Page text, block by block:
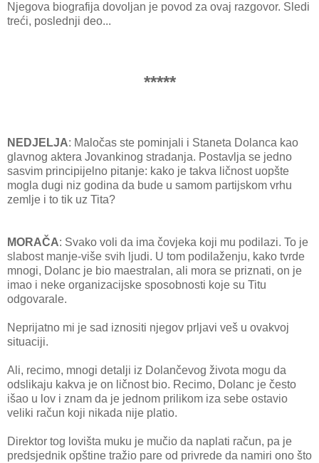
Njegova biografija dovoljan je povod za ovaj razgovor. Sledi
treći, poslednji deo...
*****
NEDJELJA: Maločas ste pominjali i Staneta Dolanca kao
glavnog aktera Jovankinog stradanja. Postavlja se jedno
sasvim principijelno pitanje: kako je takva ličnost uopšte
mogla dugi niz godina da bude u samom partijskom vrhu
zemlje i to tik uz Tita?
MORAČA: Svako voli da ima čovjeka koji mu podilazi. To je
slabost manje-više svih ljudi. U tom podilaženju, kako tvrde
mnogi, Dolanc je bio maestralan, ali mora se priznati, on je
imao i neke organizacijske sposobnosti koje su Titu
odgovarale.
Neprijatno mi je sad iznositi njegov prljavi veš u ovakvoj
situaciji.
Ali, recimo, mnogi detalji iz Dolančevog života mogu da
odslikaju kakva je on ličnost bio. Recimo, Dolanc je često
išao u lov i znam da je jednom prilikom iza sebe ostavio
veliki račun koji nikada nije platio.
Direktor tog lovišta muku je mučio da naplati račun, pa je
predsjednik opštine tražio pare od privrede da namiri ono što